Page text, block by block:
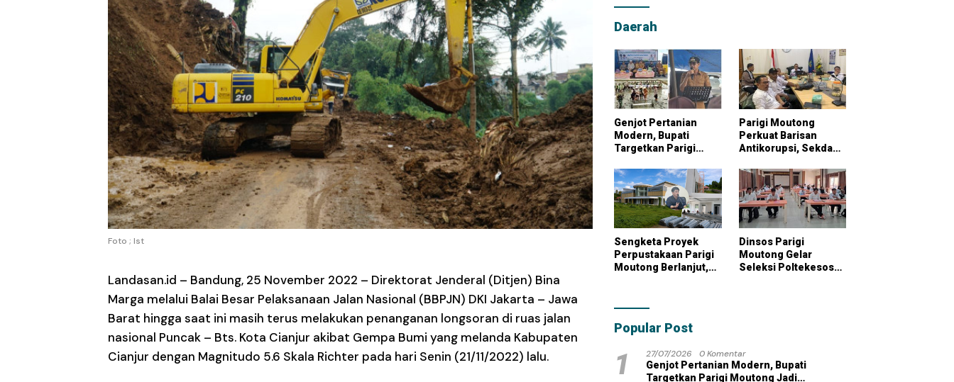
Foto ; Ist
Landasan.id – Bandung, 25 November 2022 – Direktorat Jenderal (Ditjen) Bina
Marga melalui Balai Besar Pelaksanaan Jalan Nasional (BBPJN) DKI Jakarta – Jawa
Barat hingga saat ini masih terus melakukan penanganan longsoran di ruas jalan
nasional Puncak – Bts. Kota Cianjur akibat Gempa Bumi yang melanda Kabupaten
Cianjur dengan Magnitudo 5.6 Skala Richter pada hari Senin (21/11/2022) lalu.
Daerah
Genjot Pertanian
Modern, Bupati
Targetkan Parigi
Lumbung Pangan
Nasional
Parigi Moutong
Perkuat Barisan
Antikorupsi, Sekda
Bersama KPK
Sengketa Proyek
Perpustakaan Parigi
Moutong Berlanjut,
Tambahan dengan
Dinsos Parigi
Moutong Gelar
Seleksi Poltekesos
Popular Post
1 27/07/2026
0 Komentar
Genjot Pertanian Modern, Bupati
Targetkan Parigi Moutong Jadi